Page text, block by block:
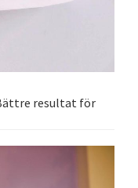
resultat för